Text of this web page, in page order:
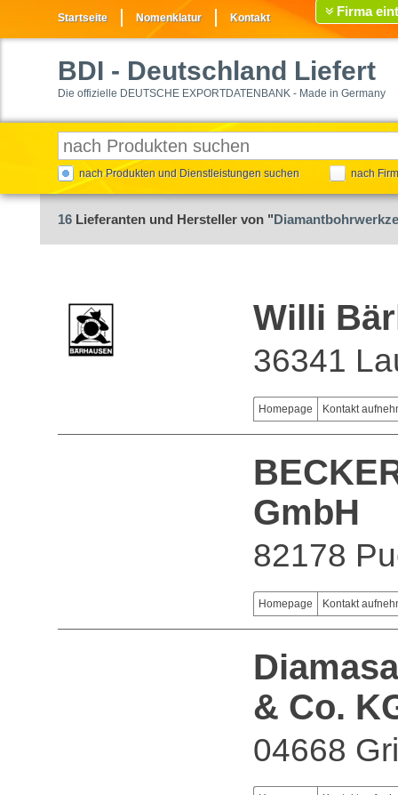
Startseite Nomenklatur Kontakt Firma
BDI - Deutschland Liefert
Die offizielle DEUTSCHE EXPORTDATENBANK - Made in Germany
nach Produkten und Dienstleistungen suchen nach
16 Lieferanten und Hersteller von "
Willi
36341
Homepage Kontakt
GmbH
82178
Homepage Kontakt
& Co.
04668